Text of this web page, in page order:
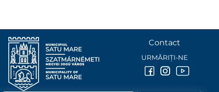
Contact
URMĂRIȚI-NE